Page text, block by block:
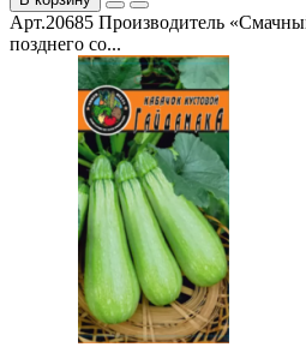
Арт.20685 Производитель
позднего со...